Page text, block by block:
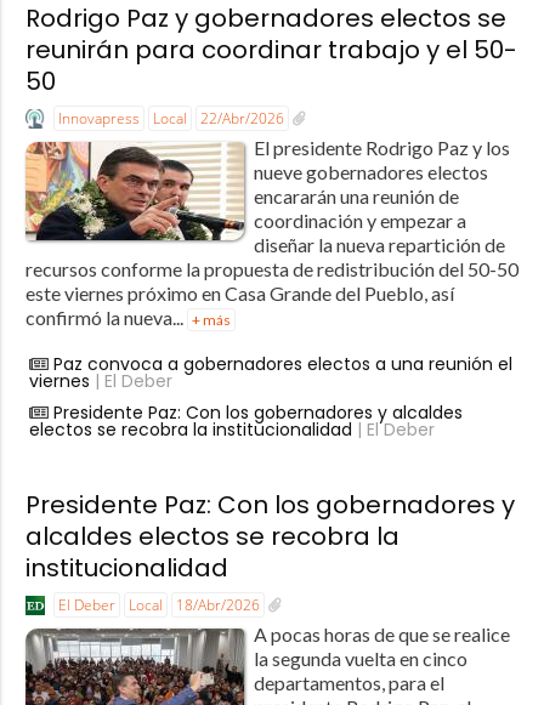
Rodrigo Paz y gobernadores electos se
reunirán para coordinar trabajo y el 50-
50
Innovapress Local 22/Abr/2026
El presidente Rodrigo Paz y los
nueve gobernadores electos
encararán una reunión de
coordinación y empezar a
diseñar la nueva repartición de
recursos conforme la propuesta de redistribución del 50-50
este viernes próximo en Casa Grande del Pueblo, así
confirmó la nueva... + más
Paz convoca a gobernadores electos a una reunión el
viernes | El Deber
Presidente Paz: Con los gobernadores y alcaldes
electos se recobra la institucionalidad | El Deber
Presidente Paz: Con los gobernadores y
alcaldes electos se recobra la
institucionalidad
El Deber Local 18/Abr/2026
A pocas horas de que se realice
la segunda vuelta en cinco
departamentos, para el